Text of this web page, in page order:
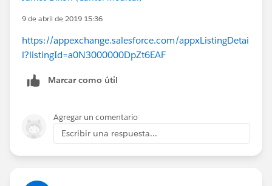
9 de abril de 2019 15:36
https://appexchange.salesforce.com/appxListingDetai
l?listingId=a0N3000000DpZt6EAF
Marcar como útil
Agregar un comentario
Escribir una respuesta...